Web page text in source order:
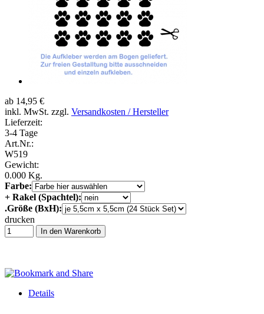
ab 14,95 €
inkl. MwSt. zzgl. Versandkosten / Hersteller
Lieferzeit:
3-4 Tage
Art.Nr.:
W519
Gewicht:
0.000 Kg.
Farbe:
+ Rakel (Spachtel):
.Größe (BxH):
drucken
In den Warenkorb
Details